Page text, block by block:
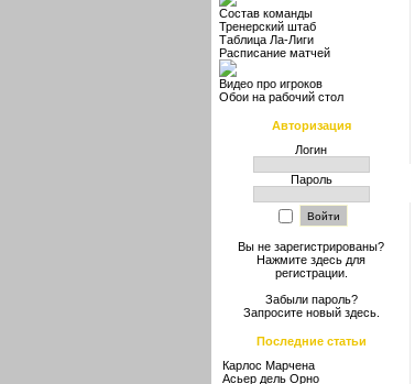
Состав команды
Тренерский штаб
Таблица Ла-Лиги
Расписание матчей
Видео про игроков
Обои на рабочий стол
Авторизация
Логин
Пароль
Вы не зарегистрированы?
Нажмите здесь для
регистрации.
Забыли пароль?
Запросите новый здесь.
Последние статьи
Карлос Марчена
Асьер дель Орно